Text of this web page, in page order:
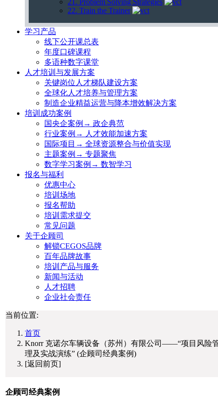
21. Problem Solving Strategies
22. Train the Trainer
学习产品
线下公开课总表
年度口碑课程
多语种数字课堂
人才培训与发展方案
关键岗位人才梯队建设方案
全球化人才培养与管理方案
制造企业精益运营与降本增效解决方案
培训成功案例
国央企案例→ 政企典范
行业案例→ 人才效能加速方案
国际项目→ 全球资源整合与价值实现
主题案例→ 专题聚焦
数字学习案例→ 数智学习
报名与福利
优惠中心
培训场地
报名帮助
培训需求提交
常见问题
关于企顾司
解锁CEGOS品牌
百年品牌故事
培训产品与服务
新闻与活动
人才招聘
企业社会责任
当前位置:
首页
Knorr 克诺尔车辆设备（苏州）有限公司——“项目风险
理及实战演练” (企顾司经典案例)
[返回前页]
企顾司经典案例